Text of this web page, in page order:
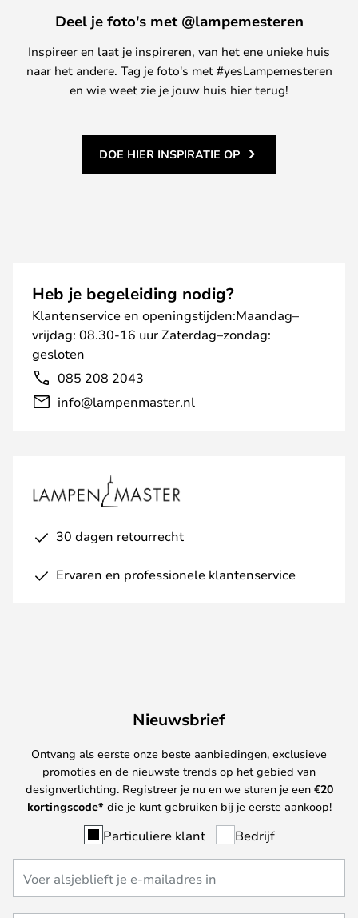
Deel je foto's met @lampemesteren
Inspireer en laat je inspireren, van het ene unieke huis
naar het andere. Tag je foto's met #yesLampemesteren
en wie weet zie je jouw huis hier terug!
DOE HIER INSPIRATIE OP
Heb je begeleiding nodig?
Klantenservice en openingstijden:Maandag–
vrijdag: 08.30-16 uur Zaterdag–zondag:
gesloten
085 208 2043
info@lampenmaster.nl
30 dagen retourrecht
Ervaren en professionele klantenservice
Nieuwsbrief
Ontvang als eerste onze beste aanbiedingen, exclusieve
promoties en de nieuwste trends op het gebied van
designverlichting. Registreer je nu en we sturen je een €20
kortingscode* die je kunt gebruiken bij je eerste aankoop!
Particuliere klant Bedrijf